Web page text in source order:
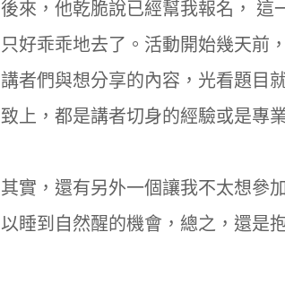
後來，他乾脆說已經幫我報名， 這
只好乖乖地去了。活動開始幾天前
講者們與想分享的內容，光看題目
致上，都是講者切身的經驗或是專
其實，還有另外一個讓我不太想參
以睡到自然醒的機會，總之，還是